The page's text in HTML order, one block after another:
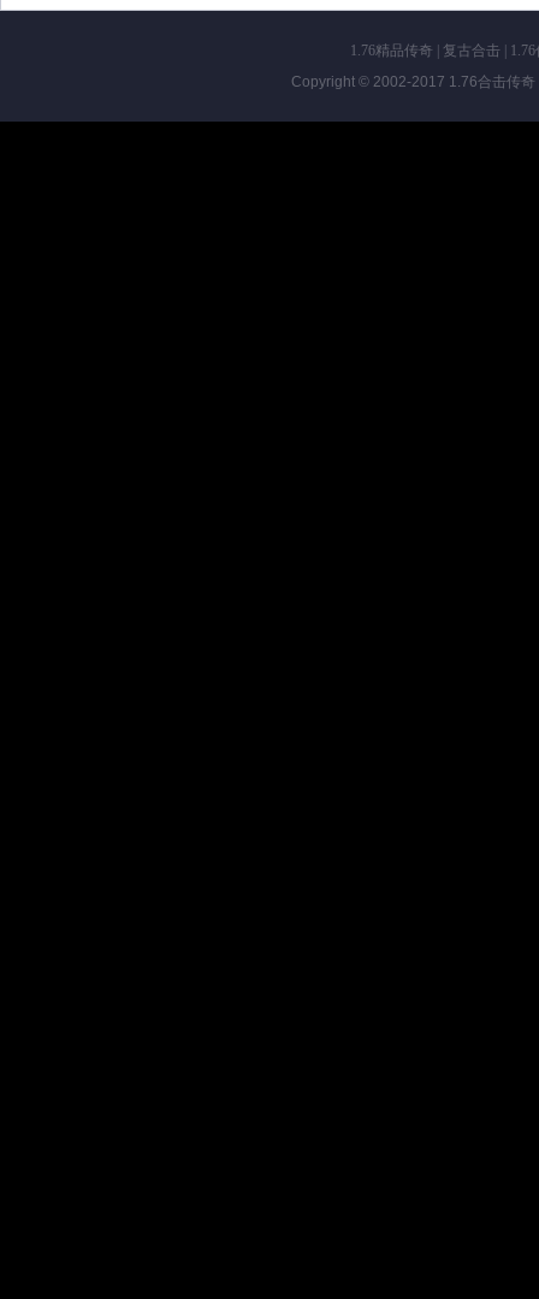
1.76精品传奇 复古合击|
Copyright © 2002-2017 1.76合击传奇